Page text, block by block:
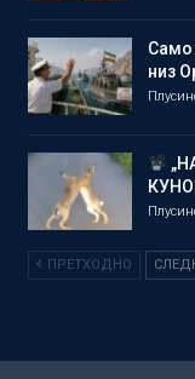
Само
низ
ПРЕТХОДНО